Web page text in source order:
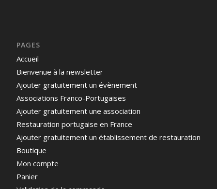
PAGES
Accueil
Bienvenue à la newsletter
Ajouter gratuitement un évènement
Associations Franco-Portugaises
Ajouter gratuitement une association
Restauration portugaise en France
Ajouter gratuitement un établissement de restauration
Boutique
Mon compte
Panier